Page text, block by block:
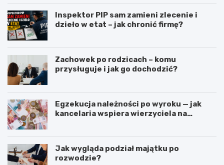
Inspektor PIP sam zamieni zlecenie i
dzieło w etat – jak chronić firmę?
Zachowek po rodzicach – komu
przysługuje i jak go dochodzić?
Egzekucja należności po wyroku — jak
kancelaria wspiera wierzyciela na
Jak wygląda podział majątku po
rozwodzie?